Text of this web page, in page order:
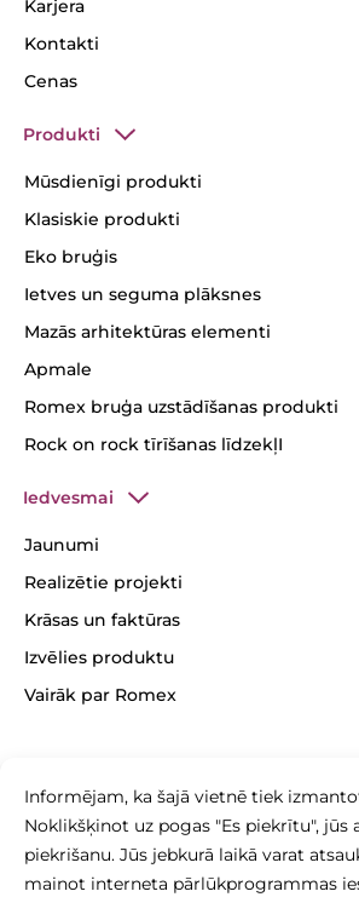
Informējam, ka šajā vietnē tiek
Noklikšķinot uz pogas "Es piekrītu", jūs
piekrišanu. Jūs jebkurā laikā varat
mainot interneta pārlūkprogrammas
Karjera
Kontakti
Cenas
Produkti
Mūsdienīgi produkti
Klasiskie produkti
Eko bruģis
Ietves un seguma plāksnes
Mazās arhitektūras elementi
Apmale
Romex bruģa uzstādīšanas produkti
Rock on rock tīrīšanas līdzekļI
Iedvesmai
Jaunumi
Realizētie projekti
Krāsas un faktūras
Izvēlies produktu
Vairāk par Romex
+371 26 256 256
sales@betonomozaika.lv